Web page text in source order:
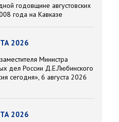
годовщине августовских
года на Кавказе
2026
Министра
дел России Д.Е.Любинского
сегодня», 6 августа 2026
2026